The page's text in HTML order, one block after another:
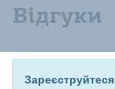
Відгуки
Зареєструйтеся